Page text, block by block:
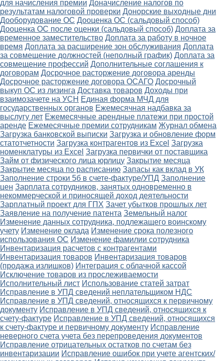
для начисления премии Доначисление налогов по
результатам налоговой проверки Донорские выходные дни
Дооборудование ОС Дооценка ОС (сальдовый способ)
Дооценка ОС после оценки (сальдовый способ) Доплата за
временное заместительство Доплата за работу в ночное
время Доплата за расширение зон обслуживания Доплата
за совмещение должностей (неполный график) Доплата за
совмещение профессий Дополнительные соглашения к
договорам Досрочное расторжение договора аренды
Досрочное расторжение договора ОСАГО Досрочный
выкуп ОС из лизинга Доставка товаров Доходы при
взаимозачете на УСН Единая форма МЧД для
государственных органов Ежемесячная надбавка за
выслугу лет Ежемесячные арендные платежи при простой
аренде Ежемесячные премии сотрудникам Журнал обмена
Загрузка банковской выписки Загрузка и обновление форм
статотчетности Загрузка контрагентов из Excel Загрузка
номенклатуры из Excel Загрузка первички от поставщика
Займ от физического лица юрлицу Закрытие месяца
Закрытие месяца по расписанию Запасы как вклад в УК
Заполнение строки 5б в счете-фактуре/УПД Заполнение
цен Зарплата сотрудников, занятых одновременно в
некоммерческой и приносящей доход деятельности
Зарплатный проект для ГПХ Зачет убытков прошлых лет
Заявление на получение патента Земельный налог
Изменение данных сотрудника, подлежащего воинскому
учету Изменение оклада Изменение срока полезного
использования ОС Изменение фамилии сотрудника
Инвентаризация расчетов с контрагентами
Инвентаризация товаров Инвентаризация товаров
(продажа излишков) Интеграция с облачной кассой
Исключение товаров из прослеживаемости
Исполнительный лист Использование статей затрат
Исправление в УПД сведений неплательщиком НДС
Исправление в УПД сведений, относящихся к первичному
документу Исправление в УПД сведений, относящихся к
счету-фактуре Исправление в УПД сведений, относящихся
к счету-фактуре и первичному документу Исправление
неверного счета учета без перепроведения документов
Исправление отрицательных остатков по счетам без
инвентаризации Исправление ошибок при учете агентских/